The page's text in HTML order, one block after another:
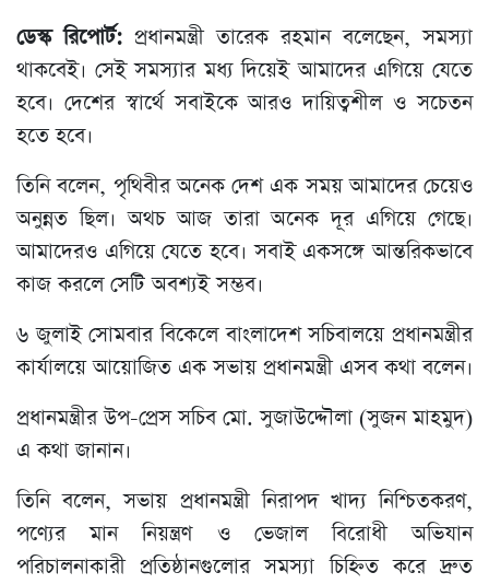
ডেস্ক রিপোর্ট: প্রধানমন্ত্রী তারেক রহমান বলেছেন, সমস্যা
থাকবেই। সেই সমস্যার মধ্য দিয়েই আমাদের এগিয়ে যেতে
হবে। দেশের স্বার্থে সবাইকে আরও দায়িত্বশীল ও সচেতন
হতে হবে।
তিনি বলেন, পৃথিবীর অনেক দেশ এক সময় আমাদের চেয়েও
অনুন্নত ছিল। অথচ আজ তারা অনেক দূর এগিয়ে গেছে।
আমাদেরও এগিয়ে যেতে হবে। সবাই একসঙ্গে আন্তরিকভাবে
কাজ করলে সেটি অবশ্যই সম্ভব।
৬ জুলাই সোমবার বিকেলে বাংলাদেশ সচিবালয়ে প্রধানমন্ত্রীর
কার্যালয়ে আয়োজিত এক সভায় প্রধানমন্ত্রী এসব কথা বলেন।
প্রধানমন্ত্রীর উপ-প্রেস সচিব মো. সুজাউদ্দৌলা (সুজন মাহমুদ)
এ কথা জানান।
তিনি বলেন, সভায় প্রধানমন্ত্রী নিরাপদ খাদ্য নিশ্চিতকরণ,
পণ্যের মান নিয়ন্ত্রণ ও ভেজাল বিরোধী অভিযান
পরিচালনাকারী প্রতিষ্ঠানগুলোর সমস্যা চিহ্নিত করে দ্রুত